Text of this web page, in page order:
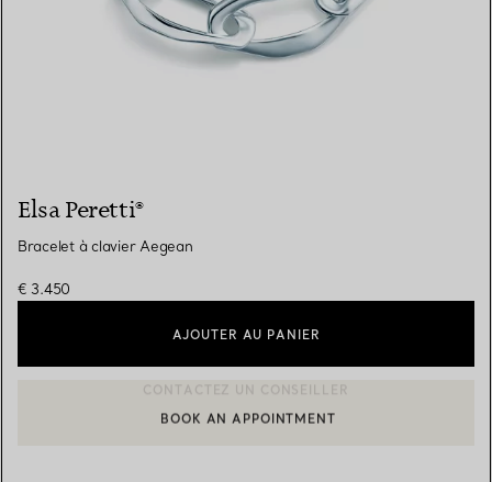
Elsa Peretti®
Bracelet à clavier Aegean
€ 3.450
AJOUTER AU PANIER
CONTACTER UN CONSEILLER CLIENT OU PRENDRE RENDEZ-
BOOK AN APPOINTMENT